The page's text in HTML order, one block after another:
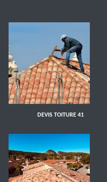
DEVIS TOITURE 41